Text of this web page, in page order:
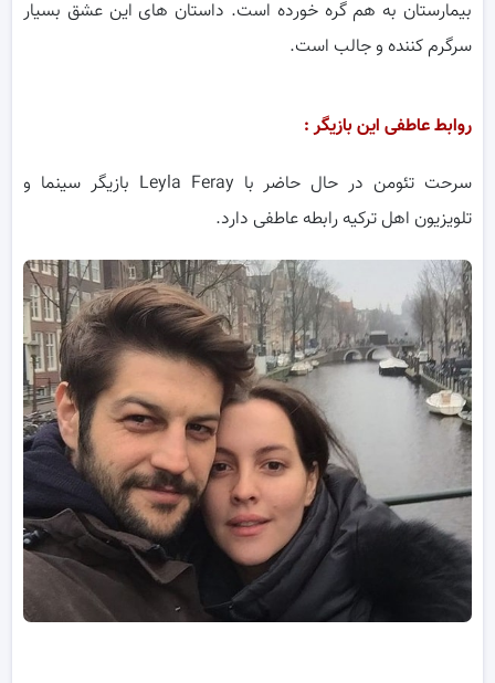
بیمارستان به هم گره خورده است. داستان های این عشق بسیار
سرگرم کننده و جالب است.
روابط عاطفی این بازیگر :
سرحت تئومن در حال حاضر با Leyla Feray بازیگر سینما و
تلویزیون اهل ترکیه رابطه عاطفی دارد.